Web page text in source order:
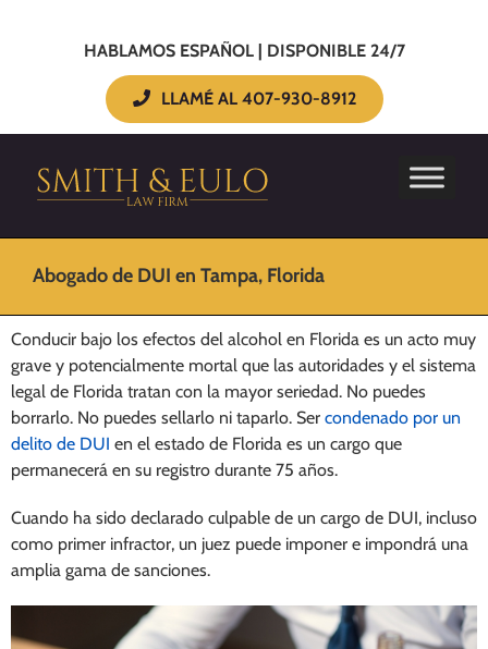
HABLAMOS ESPAÑOL | DISPONIBLE 24/7
LLAMÉ AL 407-930-8912
Abogado de DUI en Tampa, Florida
Conducir bajo los efectos del alcohol en Florida es un acto muy
grave y potencialmente mortal que las autoridades y el sistema
legal de Florida tratan con la mayor seriedad. No puedes
borrarlo. No puedes sellarlo ni taparlo. Ser condenado por un
delito de DUI en el estado de Florida es un cargo que
permanecerá en su registro durante 75 años.
Cuando ha sido declarado culpable de un cargo de DUI, incluso
como primer infractor, un juez puede imponer e impondrá una
amplia gama de sanciones.